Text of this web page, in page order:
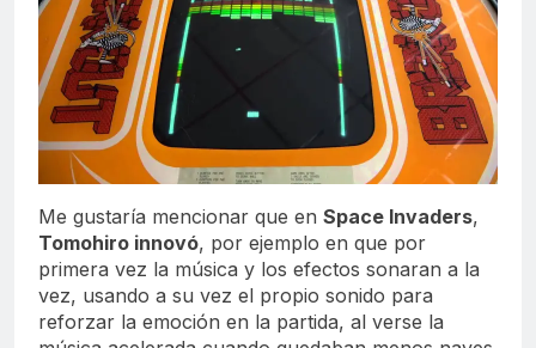
Me gustaría mencionar que en Space Invaders,
Tomohiro innovó, por ejemplo en que por
primera vez la música y los efectos sonaran a la
vez, usando a su vez el propio sonido para
reforzar la emoción en la partida, al verse la